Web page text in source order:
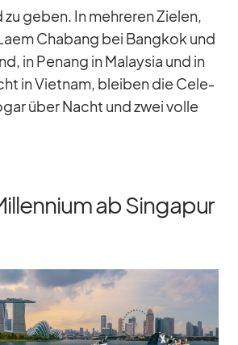
zu ge­ben. In meh­re­ren Zie­len,
Cha­bang bei Bang­kok und
in Pe­nang in Ma­lay­sia und in
in Viet­nam, blei­ben die Ce­le­
über Nacht und zwei volle
ab Singapur